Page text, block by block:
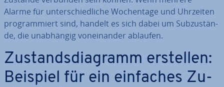
Alarme für un­ter­schied­li­che Wo­chen­ta­ge und Uhrzeiten
pro­gram­miert sind, handelt es sich dabei um Sub­zu­stän­
de, die un­ab­hän­gig von­ein­an­der ablaufen.
Zu­stands­dia­gramm erstellen:
Beispiel für ein einfaches Zu­